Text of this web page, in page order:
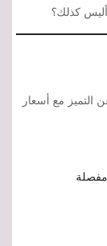
كذلك؟
التميز مع أسعار